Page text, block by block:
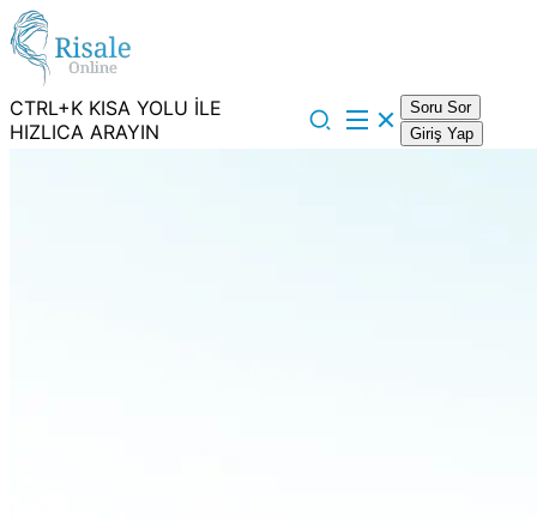
CTRL+K KISA YOLU İLE
HIZLICA ARAYIN
Soru Sor
Giriş Yap